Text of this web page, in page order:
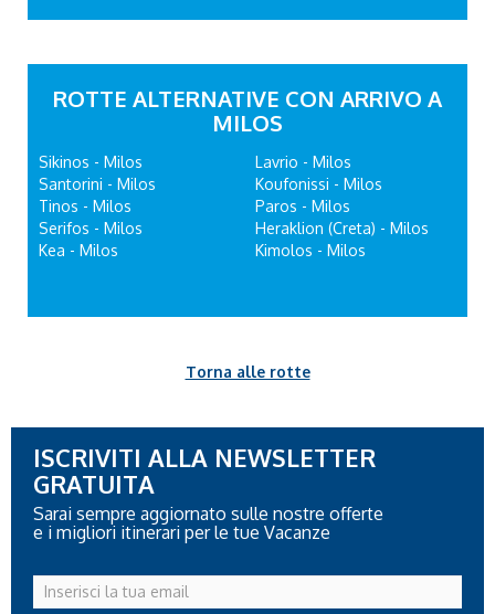
ROTTE ALTERNATIVE CON ARRIVO A
MILOS
Sikinos - Milos
Santorini - Milos
Tinos - Milos
Serifos - Milos
Kea - Milos
Lavrio - Milos
Koufonissi - Milos
Paros - Milos
Heraklion (Creta) - Milos
Kimolos - Milos
Torna alle rotte
ISCRIVITI ALLA NEWSLETTER
GRATUITA
Sarai sempre aggiornato sulle nostre offerte
e i migliori itinerari per le tue Vacanze
Inserisci
la